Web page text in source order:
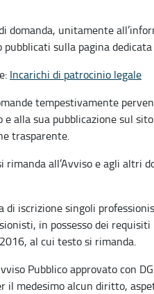
domanda, unitamente
sulla pagina
Incarichi di patrocinio legale
tempestivamente
e alla sua pubblicazione sul
trasparente.
rimanda all’Avviso e agli altri
di iscrizione singoli
in possesso dei requisiti
al cui testo si rimanda.
Pubblico approvato con
il medesimo alcun diritto,